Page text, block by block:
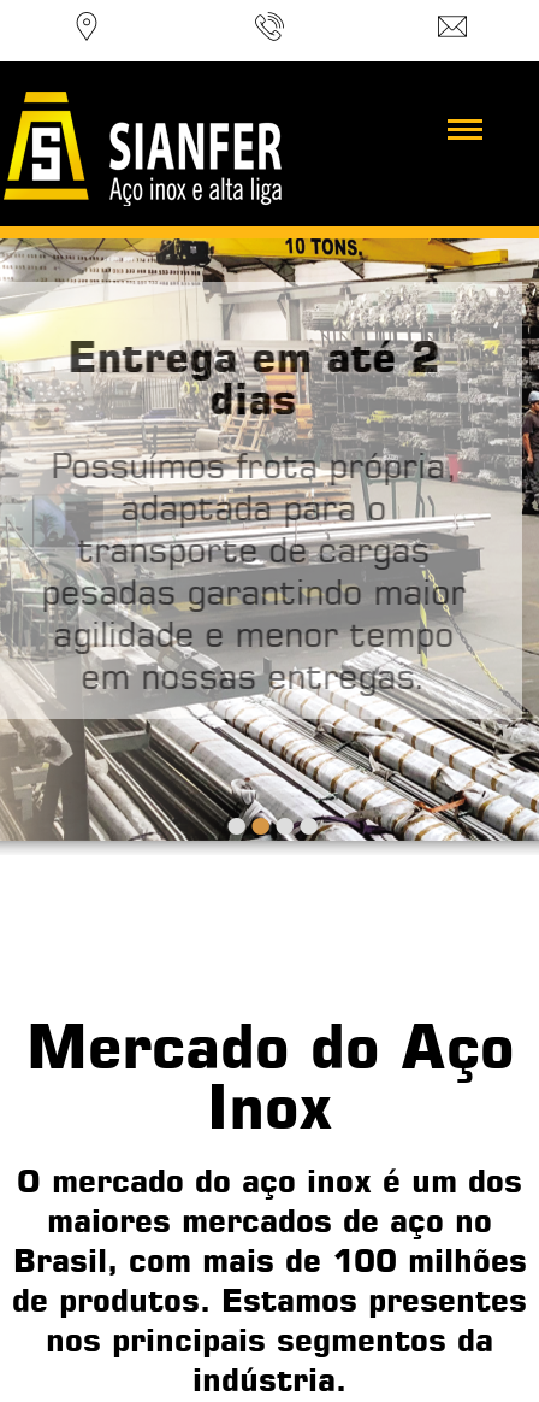
Entrega em até 2
dias
Possuímos frota própria,
adaptada para o
transporte de cargas
pesadas garantindo maior
agilidade e menor tempo
em nossas entregas.
••••
Mercado do Aço
Inox
O mercado do aço inox é um dos
maiores mercados de aço no
Brasil, com mais de 100 milhões
de produtos. Estamos presentes
nos principais segmentos da
indústria.